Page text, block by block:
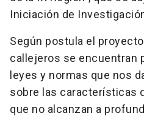
Iniciación de
Según postula el
callejeros se encuentran
leyes y normas que nos
sobre las características
que no alcanzan a